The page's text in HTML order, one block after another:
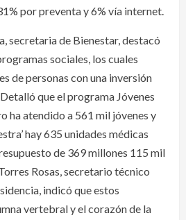
por preventa y 6% vía internet.
secretaria de Bienestar, destacó
sociales, los cuales
de personas con una inversión
que el programa Jóvenes
ha atendido a 561 mil jóvenes y
hay 635 unidades médicas
de 369 millones 115 mil
Rosas, secretario técnico
indicó que estos
vertebral y el corazón de la